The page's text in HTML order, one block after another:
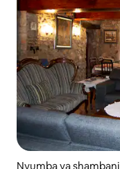
Nyumba ya